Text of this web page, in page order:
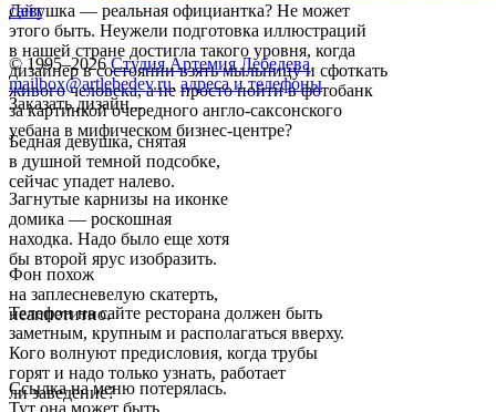
Девушка — реальная официантка? Не может
этого быть. Неужели подготовка иллюстраций
в нашей стране достигла такого уровня, когда
дизайнер в состоянии взять мыльницу и сфоткать
живого человека, а не просто пойти в фотобанк
за картинкой очередного англо-саксонского
уебана в мифическом бизнес-центре?
Бедная девушка, снятая
в душной темной подсобке,
сейчас упадет налево.
Загнутые карнизы на иконке
домика — роскошная
находка. Надо было еще хотя
бы второй ярус изобразить.
Фон похож
на заплесневелую скатерть,
неаппетитно.
Телефон на сайте ресторана должен быть
заметным, крупным и располагаться вверху.
Кого волнуют предисловия, когда трубы
горят и надо только узнать, работает
ли заведение?
Ссылка на меню потерялась.
Тут она может быть
сайт
© 1995–2026 Студия Артемия Лебедева
mailbox@artlebedev.ru, адреса и телефоны
Заказать дизайн...